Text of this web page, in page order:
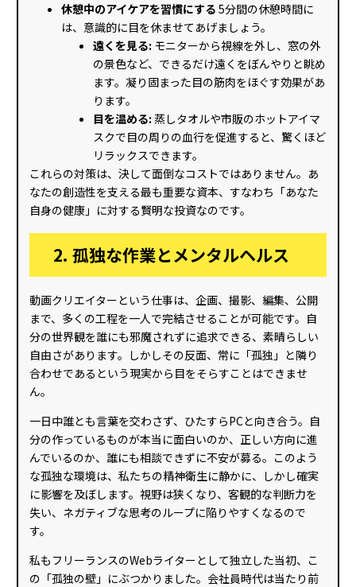
休憩中のアイケアを習慣にする 5分間の休憩時間に
は、意識的に目を休ませてあげましょう。
遠くを見る: モニターから視線を外し、窓の外
の景色など、できるだけ遠くをぼんやりと眺め
ます。凝り固まった目の筋肉をほぐす効果があ
ります。
目を温める: 蒸しタオルや市販のホットアイマ
スクで目の周りの血行を促進すると、驚くほど
リラックスできます。
これらの対策は、決して面倒なコストではありません。あ
なたの創造性を支える最も重要な資本、すなわち「あなた
自身の健康」に対する賢明な投資なのです。
2. 孤独な作業とメンタルヘルス
動画クリエイターという仕事は、企画、撮影、編集、公開
まで、多くの工程を一人で完結させることが可能です。自
分の世界観を誰にも邪魔されずに追求できる、素晴らしい
自由さがあります。しかしその反面、常に「孤独」と隣り
合わせであるという現実から目をそらすことはできませ
ん。
一日中誰とも言葉を交わさず、ひたすらPCと向き合う。自
分の作っているものが本当に面白いのか、正しい方向に進
んでいるのか、誰にも相談できずに不安が募る。このよう
な孤独な環境は、私たちの精神衛生に静かに、しかし確実
に影響を及ぼします。視野は狭くなり、客観的な判断力を
失い、ネガティブな思考のループに陥りやすくなるので
す。
私もフリーランスのWebライターとして独立した当初、こ
の「孤独の壁」にぶつかりました。会社員時代は当たり前